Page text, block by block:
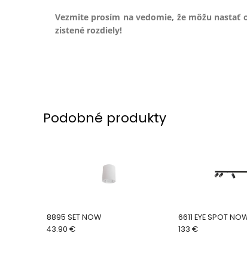
Vezmite prosím na vedomie, že môžu
zistené rozdiely!
Podobné produkty
8895 SET NOW
43.90 €
6611 EYE SPOT
133 €